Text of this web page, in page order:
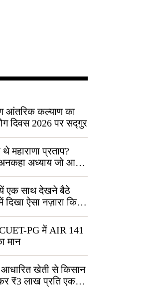
आंतरिक कल्याण का
दिवस 2026 पर सद्गुर
महाराणा प्रताप?
अध्याय जो आज
एक साथ देखने बैठे
दिखा ऐसा नज़ारा कि
कृष्ण ही कर सकते हैं”
PG में AIR 141
मान
आधारित खेती से किसान
₹3 लाख प्रति एकड़